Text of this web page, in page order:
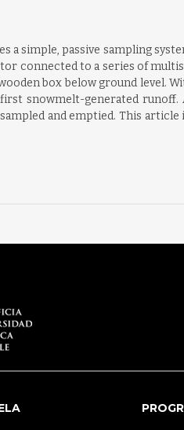
a simple, passive sampling
connected to a series of
box below ground level.
snowmelt-generated runoff.
and emptied. This